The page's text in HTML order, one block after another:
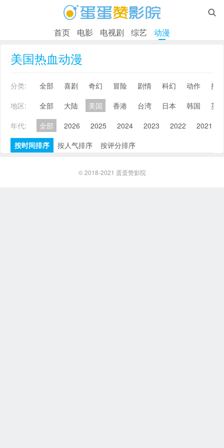

首页 电影 电视剧 综艺 动漫
美国热血动漫
分类: 全部 喜剧 奇幻 冒险 剧情 科幻 动作
搞
地区:
全部 大陆 美国 香港 台湾 日本 韩国
英
年代:
全部 2026 2025 2024 2023 2022 2021
按时间排序
按人气排序 按评分排序
© 2018-2021 蛋蛋赞影院